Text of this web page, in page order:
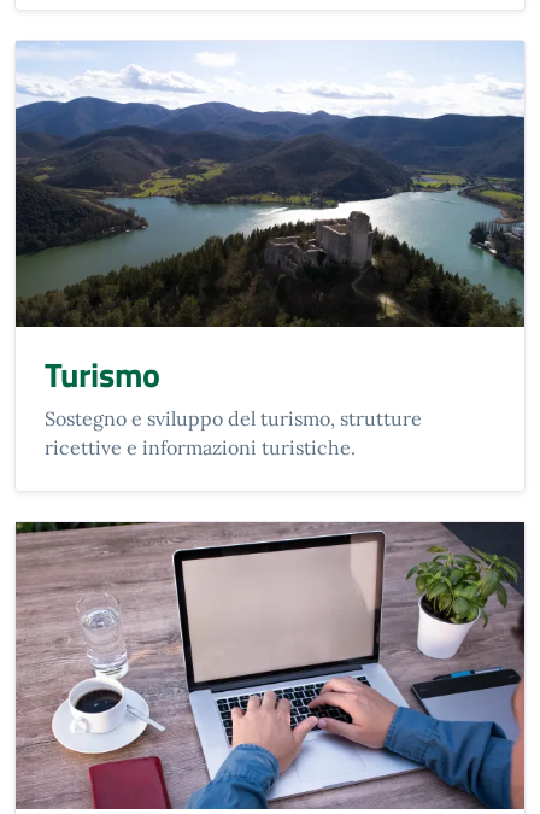
Turismo
Sostegno e sviluppo del turismo, strutture
ricettive e informazioni turistiche.